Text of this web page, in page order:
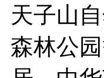
天子山
森林公